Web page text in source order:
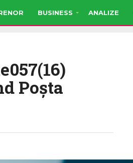
BUSINESS ANALIZE
Poşta